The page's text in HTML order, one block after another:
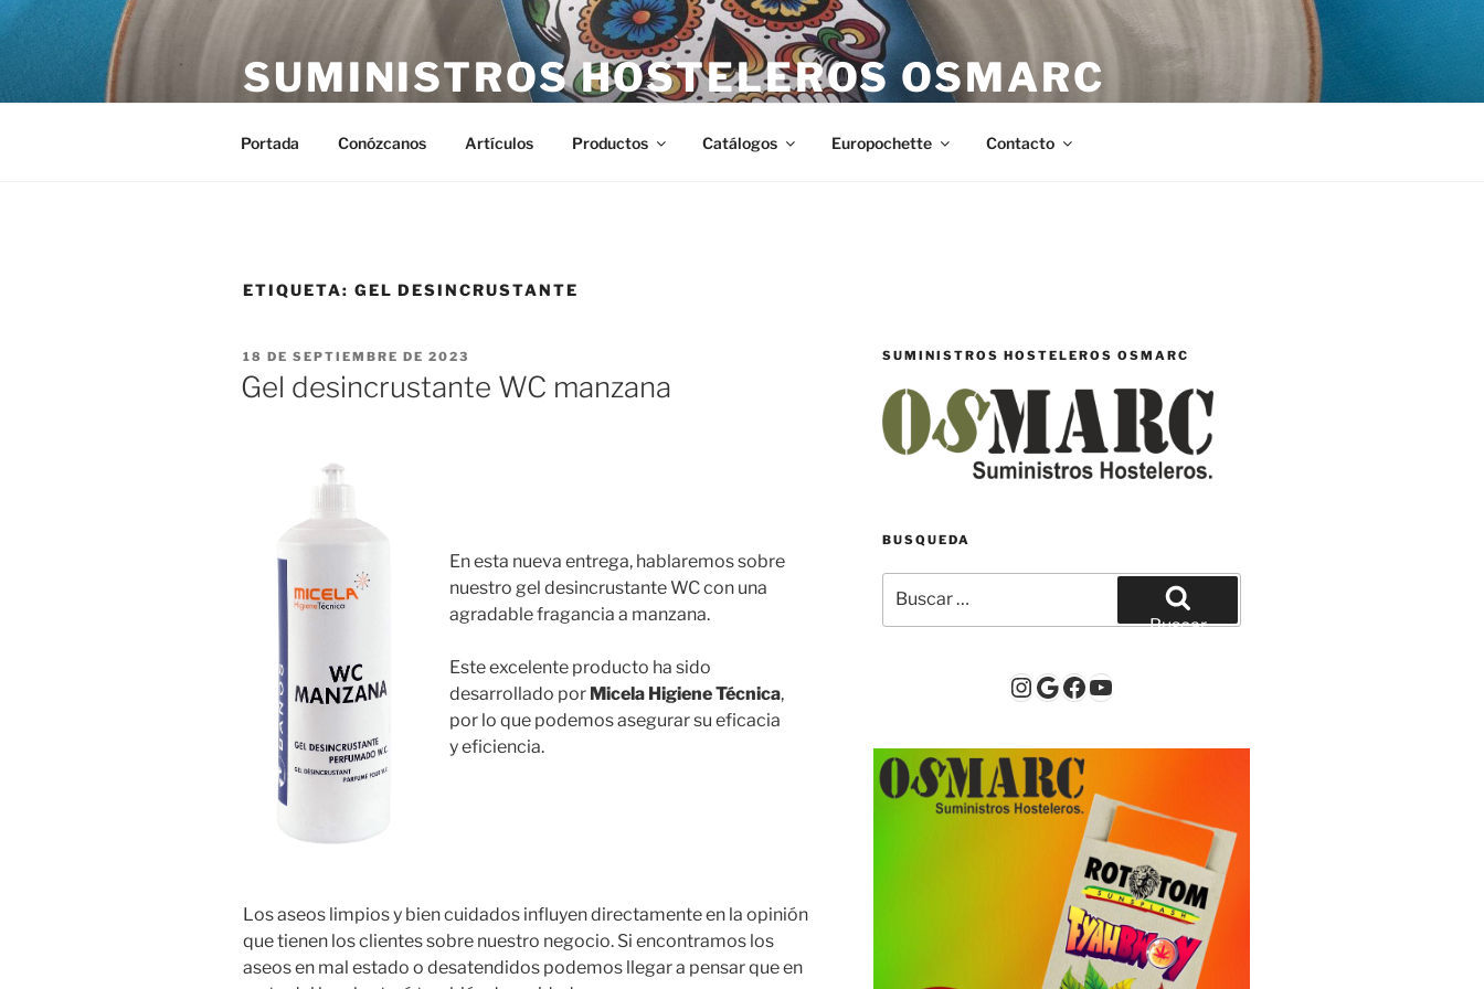
al
SUMINISTROS HOSTELEROS OSMARC
Portada Conózcanos Artículos Productos Catálogos Europochette Contacto
ETIQUETA: GEL DESINCRUSTANTE
PUBLICADO
EL
18 DE SEPTIEMBRE DE 2023
Gel desincrustante WC manzana
En esta nueva entrega, hablaremos sobre
nuestro gel desincrustante WC con una
agradable fragancia a manzana.
Este excelente producto ha sido
desarrollado por Micela Higiene Técnica,
por lo que podemos asegurar su eficacia
y eficiencia.
Los aseos limpios y bien cuidados influyen directamente en la opinión
que tienen los clientes sobre nuestro negocio. Si encontramos los
aseos en mal estado o desatendidos podemos llegar a pensar que en
SUMINISTROS HOSTELEROS OSMARC
BUSQUEDA
por:
Buscar
Instagram
Google
Facebook
YouTube